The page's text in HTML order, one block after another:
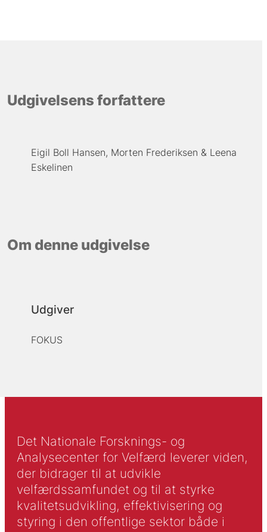
Udgivelsens forfattere
Eigil Boll Hansen Morten Frederiksen
Leena
Eskelinen
Om denne udgivelse
Udgiver
FOKUS
Det Nationale Forsknings- og
Analysecenter for Velfærd leverer viden,
der bidrager til at udvikle
velfærdssamfundet og til at styrke
kvalitetsudvikling, effektivisering og
styring i den offentlige sektor både i